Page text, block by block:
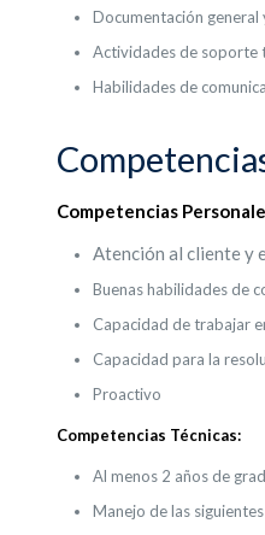
Documentación general
Actividades de soporte
Habilidades de
Competencias
Atención al cliente y
Buenas habilidades de
Capacidad de trabajar
Capacidad para la
Proactivo
Competencias Técnicas:
Al menos 2 años de
Manejo de las